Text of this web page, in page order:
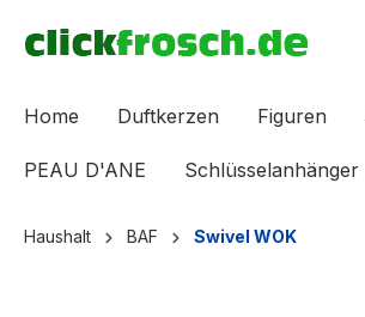
springen
Home Duftkerzen Figuren
PEAU D'ANE Schlüsselanhänger
Haushalt BAF Swivel WOK